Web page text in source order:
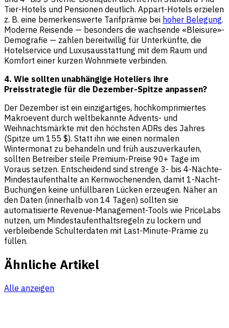
Tier-Hotels und Pensionen deutlich. Appart-Hotels erzielen
z. B. eine bemerkenswerte Tarifprämie bei hoher Belegung.
Moderne Reisende — besonders die wachsende «Bleisure»-
Demografie — zahlen bereitwillig für Unterkünfte, die
Hotelservice und Luxusausstattung mit dem Raum und
Komfort einer kurzen Wohnmiete verbinden.
4. Wie sollten unabhängige Hoteliers ihre
Preisstrategie für die Dezember-Spitze anpassen?
Der Dezember ist ein einzigartiges, hochkomprimiertes
Makroevent durch weltbekannte Advents- und
Weihnachtsmärkte mit den höchsten ADRs des Jahres
(Spitze um 155 $). Statt ihn wie einen normalen
Wintermonat zu behandeln und früh auszuverkaufen,
sollten Betreiber steile Premium-Preise 90+ Tage im
Voraus setzen. Entscheidend sind strenge 3- bis 4-Nächte-
Mindestaufenthalte an Kernwochenenden, damit 1-Nacht-
Buchungen keine unfüllbaren Lücken erzeugen. Näher an
den Daten (innerhalb von 14 Tagen) sollten sie
automatisierte Revenue-Management-Tools wie PriceLabs
nutzen, um Mindestaufenthaltsregeln zu lockern und
verbleibende Schulterdaten mit Last-Minute-Prämie zu
füllen.
Ähnliche Artikel
Alle anzeigen